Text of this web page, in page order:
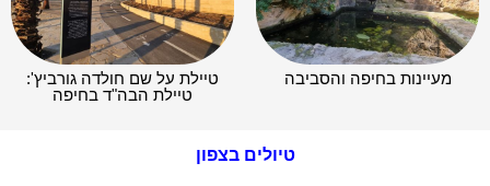
מעיינות בחיפה והסביבה
טיילת על שם חולדה גורביץ':
טיילת הבה"ד בחיפה
טיולים בצפון